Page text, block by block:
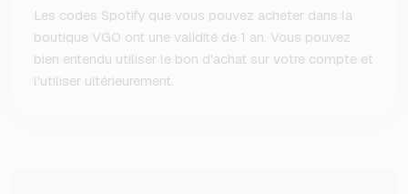
Les codes Spotify que vous pouvez acheter dans la
boutique VGO ont une validité de 1 an. Vous pouvez
bien entendu utiliser le bon d'achat sur votre compte et
l'utiliser ultérieurement.